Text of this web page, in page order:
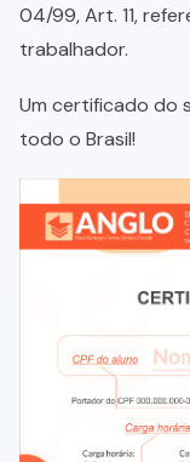
04/99, Art. 11,
trabalhador.
Um certificado do
todo o Brasil!